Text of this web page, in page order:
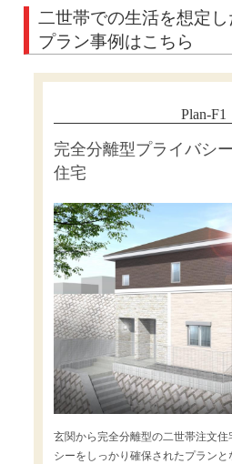
二世帯での生活を想定
プラン事例はこちら
Plan-F1
完全分離型プライバシ
住宅
玄関から完全分離型の二世帯注文
シーをしっかり確保されたプランと